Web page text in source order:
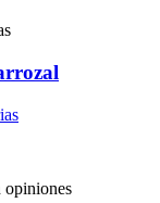
opiniones